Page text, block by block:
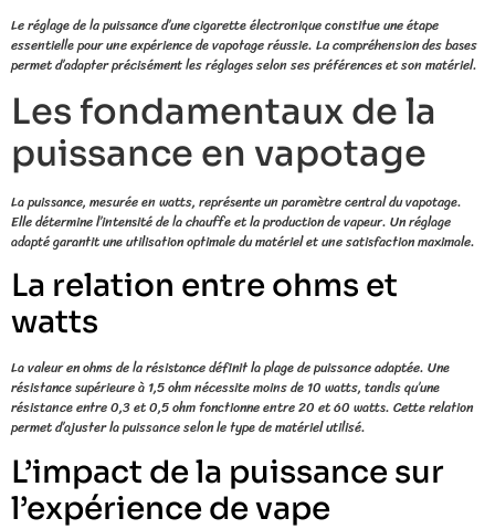
Le réglage de la puissance d’une cigarette électronique constitue une étape
essentielle pour une expérience de vapotage réussie. La compréhension des bases
permet d’adapter précisément les réglages selon ses préférences et son matériel.
Les fondamentaux de la
puissance en vapotage
La puissance, mesurée en watts, représente un paramètre central du vapotage.
Elle détermine l’intensité de la chauffe et la production de vapeur. Un réglage
adapté garantit une utilisation optimale du matériel et une satisfaction maximale.
La relation entre ohms et
watts
La valeur en ohms de la résistance définit la plage de puissance adaptée. Une
résistance supérieure à 1,5 ohm nécessite moins de 10 watts, tandis qu’une
résistance entre 0,3 et 0,5 ohm fonctionne entre 20 et 60 watts. Cette relation
permet d’ajuster la puissance selon le type de matériel utilisé.
L’impact de la puissance sur
l’expérience de vape